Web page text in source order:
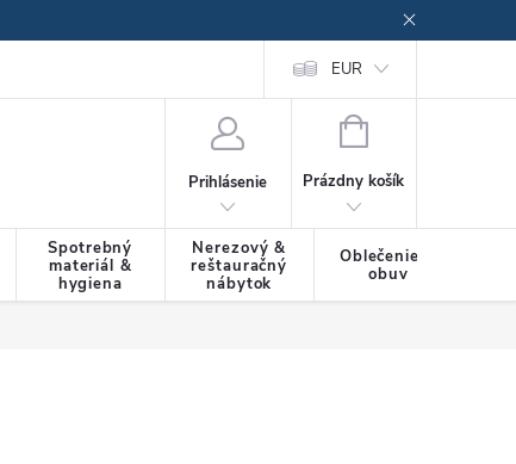
EUR
Prihlásenie
NÁKUPNÝ
Prázdny košík
Spotrebný
materiál &
hygiena
Nerezový &
reštauračný
nábytok
Oblečenie &
obuv